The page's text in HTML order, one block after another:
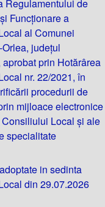
Regulamentului de
Funcționare a
al Comunei
județul
prin Hotărârea
nr. 22/2021, în
procedurii de
mijloace electronice
Local și ale
specialitate
in sedinta
din 29.07.2026